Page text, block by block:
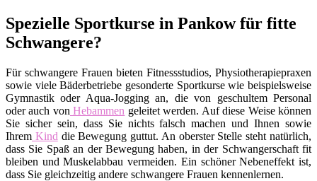
Spezielle Sportkurse in Pankow für fitte
Schwangere?
Für schwangere Frauen bieten Fitnessstudios, Physiotherapiepraxen
sowie viele Bäderbetriebe gesonderte Sportkurse wie beispielsweise
Gymnastik oder Aqua-Jogging an, die von geschultem Personal
oder auch von Hebammen geleitet werden. Auf diese Weise können
Sie sicher sein, dass Sie nichts falsch machen und Ihnen sowie
Ihrem Kind die Bewegung guttut. An oberster Stelle steht natürlich,
dass Sie Spaß an der Bewegung haben, in der Schwangerschaft fit
bleiben und Muskelabbau vermeiden. Ein schöner Nebeneffekt ist,
dass Sie gleichzeitig andere schwangere Frauen kennenlernen.